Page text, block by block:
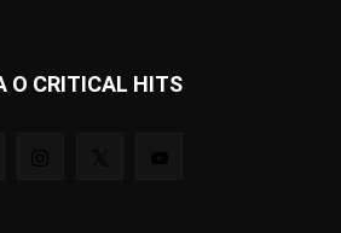
O CRITICAL HITS